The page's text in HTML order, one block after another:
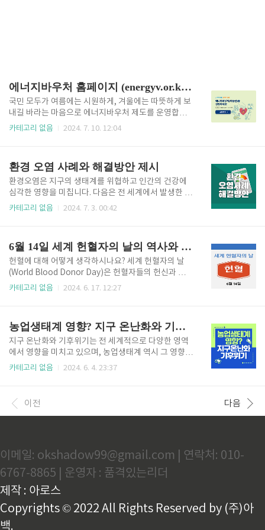
에너지바우처 홈페이지 (energyv.or.kr)바로가기
국민 모두가 여름에는 시원하게, 겨울에는 따뜻하게 보
내길 바라는 마음으로 에너지바우처 제도를 운영합니
다. 에너지 취약계층을 위해 이용권을 지급합니다. 전
세요. 에너지바우처(복지로) 신청하기 에너지바우처
간편 잔액조회 지원대상여부(자가진단) 모의계산 등
유바우처 모의계산 난방용 등유 LPG구입비 모의계
산 Q1. 에너지바우처는 누가 신청할 수 있을까? 에너
지 바우처는 에너지 사용이 어려운 취약계층을 대상으
지원하며, 동절기..
카테고리 없음 2024. 7. 10. 12:04
환경 오염 사례와 해결방안 제시
환경오염은 지구의 생태계를 위협하고 인간의 건강에
심각한 영향을 미칩니다. 다음은 전 세계에서 발생한 대
표적인 환경오염 사례 5가지를 알아보고 그에 따른 해
대도시에서는 미세먼지(PM2.5)와 같은 유해 물질의 농
도가 높아져, 호흡기 질환과 심혈관 질환의 발병률이 증
가하고 있습니다. 주요 원인으로는 화석 연료 사용, 공
장 배출가스, 자동차 배출가스 등이 있으며, 겨울철 난
방을 위한 석탄 연소도 큰 영향을 미칩니다. 중국 정부
다. 2) 해결방안재생..
카테고리 없음 2024. 7. 3. 00:42
6월 14일 세계 헌혈자의 날의 역사와 의미
헌혈에 대해 어떻게 생각하시나요? 세계 헌혈자의 날
(World Blood Donor Day)은 헌혈자들의 헌신과 공헌
을 기리고, 전 세계적으로 헌혈의 중요성을 알리기 위해
월사 연맹(IFRC), 국제 헌혈자 조직연맹(IFBDO), 국제
혈액 서비스 기구(ISBT)가 공동으로 제정하였습니다.
이 날은 혈액과 혈액 제품의 안전한 공급을 위한 노력에
대한 인식을 높이고, 헌혈자들에게 감사의 뜻을 전하는
날입니다. 6월 14일의 의미 6월 14일은 ABO 혈액형 시
를 란트슈타이너(Karl Landste..
카테고리 없음 2024. 6. 17. 12:27
농업생태계 영향? 지구 온난화와 기후위기
지구 온난화와 기후위기는 전 세계적으로 다양한 영역
에서 영향을 미치고 있으며, 농업생태계 역시 그 영향을
크게 받고 있습니다. 이러한 변화는 농작물 생산, 수확
대한 영향을 미칩니다. WWF 세계자연기금 하기 1. 기
온 상승과 농작물 생장기온 상승은 농작물의 생장에 직
아열대 지역에서 기온 상승은 열 스트레스와 수분 부족
을 초래하여 작물 수확량 감소를 유발할 수 있습니다. 2.
강수 패턴 변화와 수자원 부족지구 온난화는 강수 패턴
의 ..
카테고리 없음 2024. 6. 4. 23:37
이전 다음
이메일: okshadow99@gmail.com | 연락처: 010-
6767-8865 | 운영자 : 품격있는리더
제작 : 아로스
Copyrights © 2022 All Rights Reserved by (주)아
백.